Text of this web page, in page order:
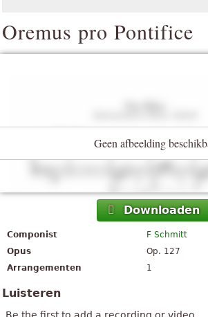
Oremus pro Pontifice
Geen afbeelding
Downloaden
Componist
F Schmitt
Opus
Op. 127
Arrangementen
1
Luisteren